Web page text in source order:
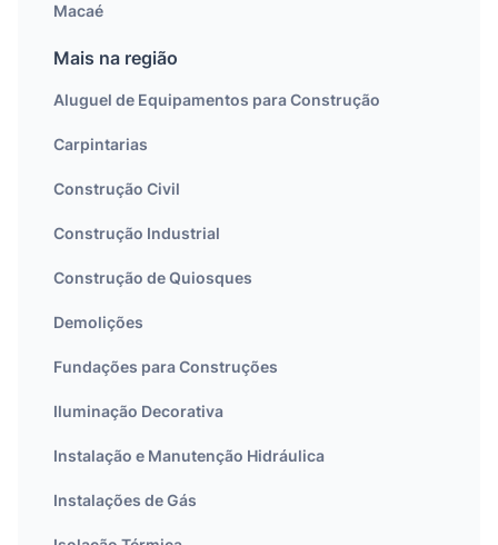
Macaé
Mais na região
Aluguel de Equipamentos para Construção
Carpintarias
Construção Civil
Construção Industrial
Construção de Quiosques
Demolições
Fundações para Construções
Iluminação Decorativa
Instalação e Manutenção Hidráulica
Instalações de Gás